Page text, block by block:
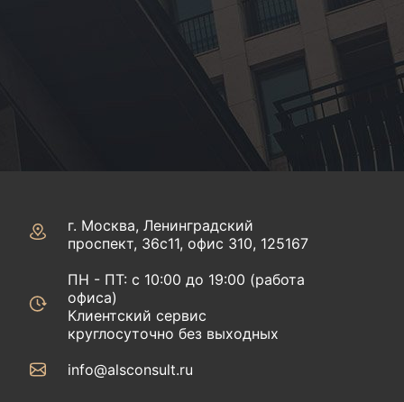
г. Москва, Ленинградский
проспект, 36с11, офис 310, 125167
ПН - ПТ: с 10:00 до 19:00 (работа
офиса)
Клиентский сервис
круглосуточно без выходных
info@alsconsult.ru